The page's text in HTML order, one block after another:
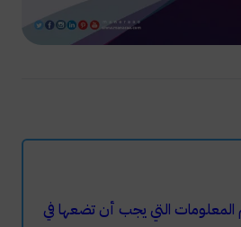
التي يجب أن تضعها في